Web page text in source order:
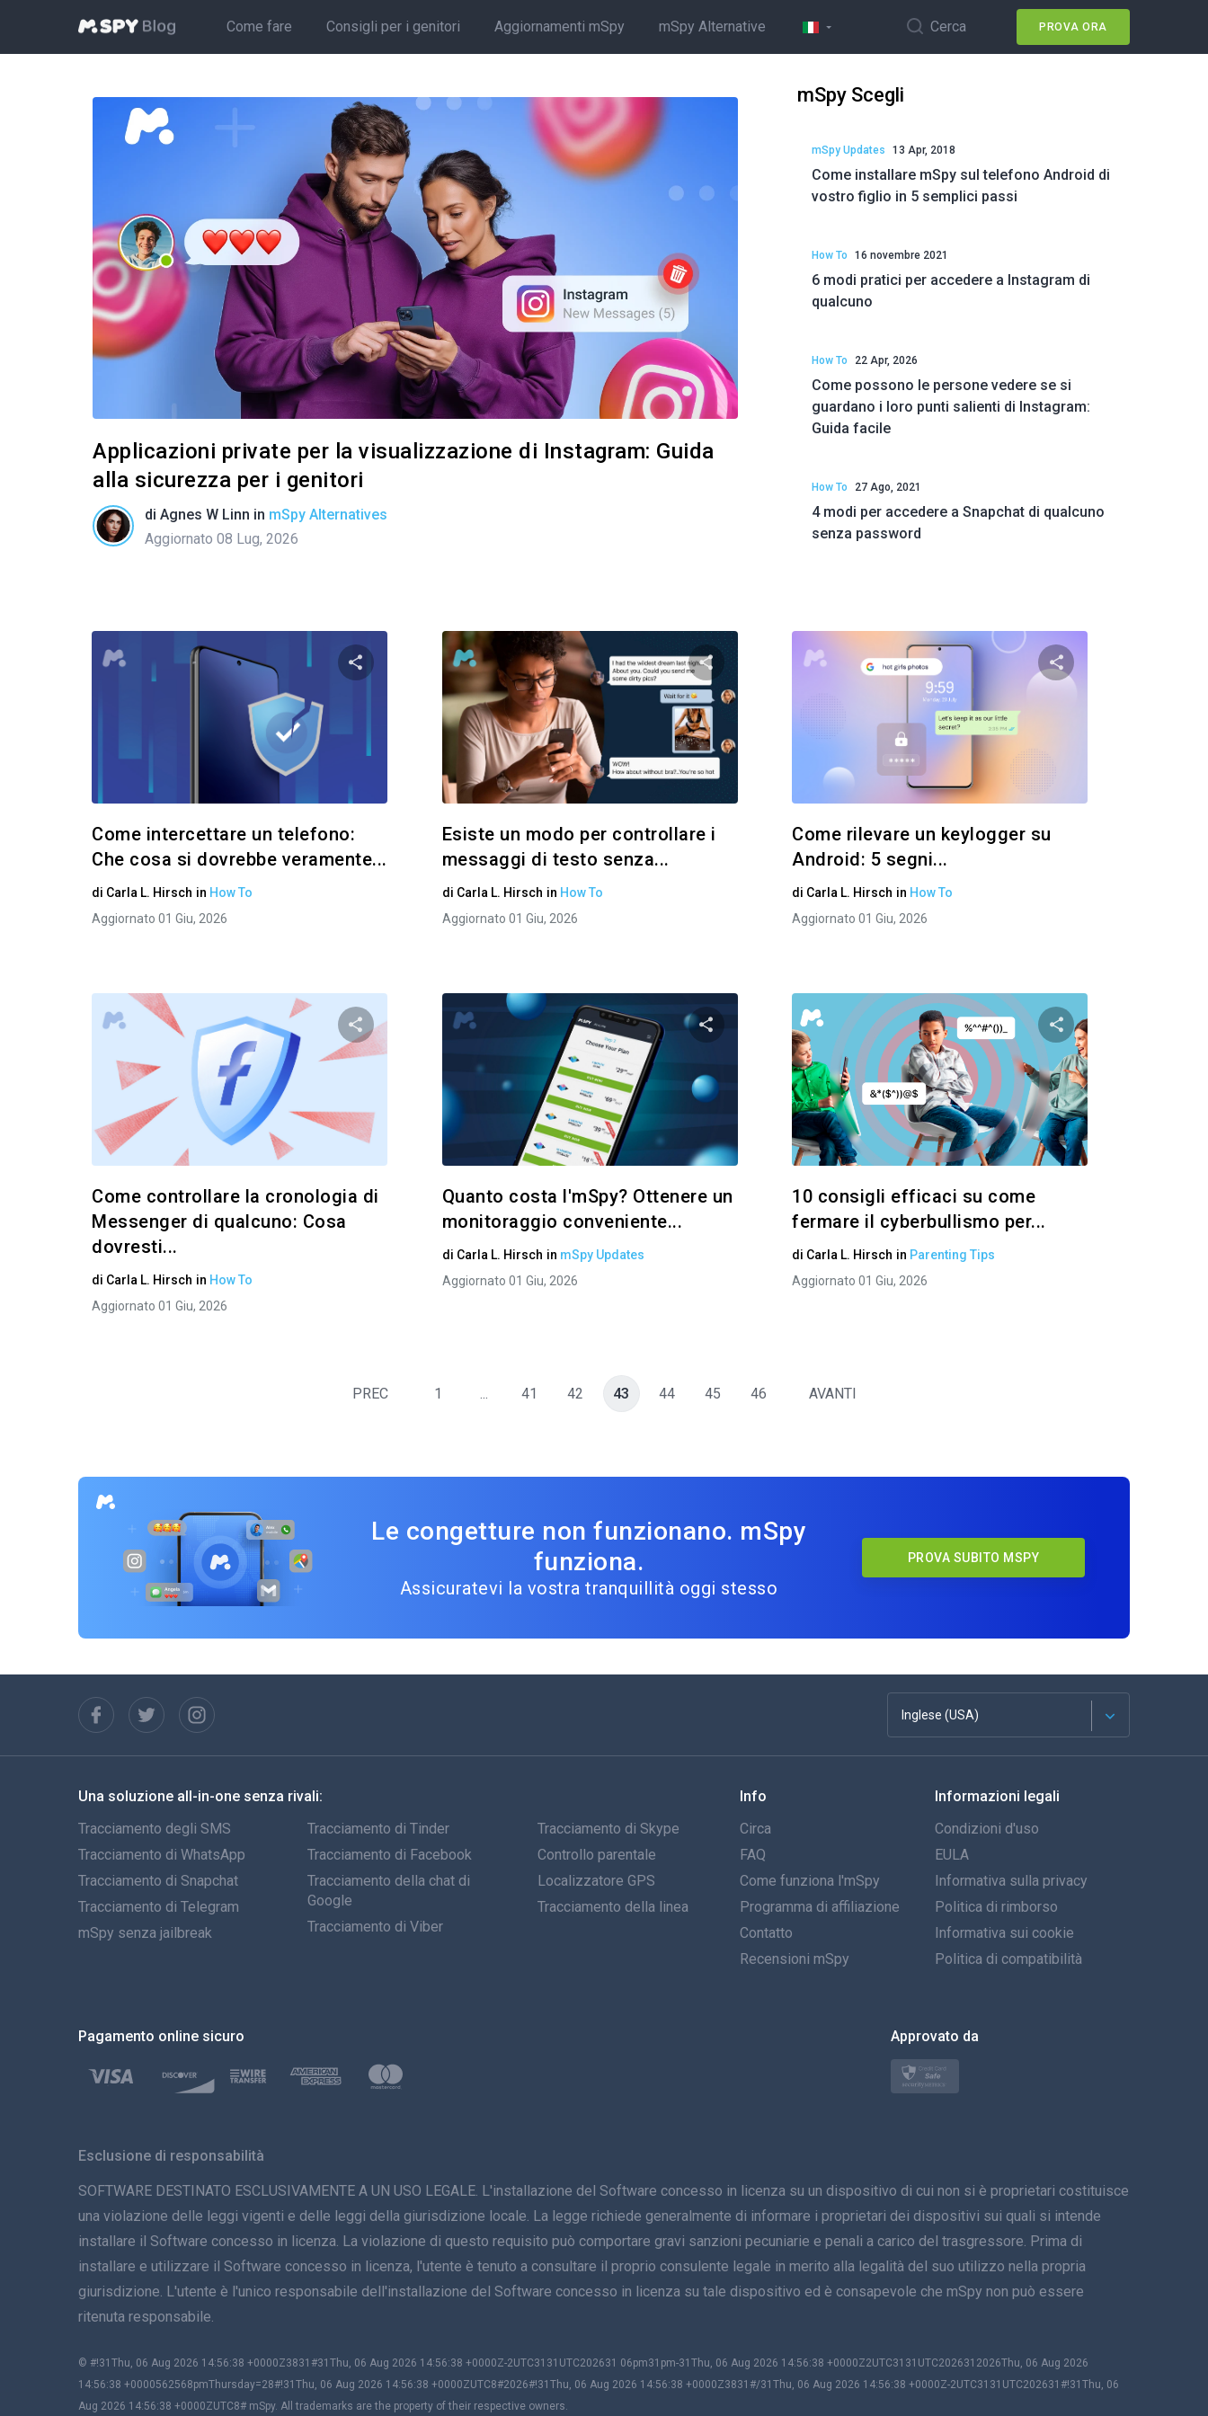
Come fare Consigli per i genitori Aggiornamenti mSpy mSpy Alternative Cerca PROVA ORA
Applicazioni private per la visualizzazione di Instagram: Guida
alla sicurezza per i genitori
di Agnes W Linn in mSpy Alternatives
Aggiornato 08 Lug, 2026
mSpy Scegli
mSpy Updates 13 Apr, 2018
Come installare mSpy sul telefono Android di
vostro figlio in 5 semplici passi
How To 16 novembre 2021
6 modi pratici per accedere a Instagram di
qualcuno
How To 22 Apr, 2026
Come possono le persone vedere se si
guardano i loro punti salienti di Instagram:
Guida facile
How To 27 Ago, 2021
4 modi per accedere a Snapchat di qualcuno
senza password
Condividi questo articolo
Facebook Copia link
Come intercettare un telefono:
Che cosa si dovrebbe veramente...
di Carla L. Hirsch in How To
Aggiornato 01 Giu, 2026
Condividi questo articolo
Esiste un modo per controllare i
messaggi di testo senza...
di Carla L. Hirsch in How To
Aggiornato 01 Giu, 2026
Come rilevare un keylogger su
Android: 5 segni...
di Carla L. Hirsch in How To
Aggiornato 01 Giu, 2026
Condividi questo articolo
Twitter Facebook Copia link
Come controllare la cronologia di
Messenger di qualcuno: Cosa
dovresti...
di Carla L. Hirsch in How To
Aggiornato 01 Giu, 2026
Condividi questo articolo
Twitter Facebook Copia link
Quanto costa l'mSpy? Ottenere un
monitoraggio conveniente...
di Carla L. Hirsch in mSpy Updates
Aggiornato 01 Giu, 2026
Condividi questo
Twitter
10 consigli efficaci su come
fermare il cyberbullismo per...
di Carla L. Hirsch in Parenting Tips
Aggiornato 01 Giu, 2026
PREC 1 ... 41 42 43 44 45 46 AVANTI
Le congetture non funzionano. mSpy
funziona.
Assicuratevi la vostra tranquillità oggi stesso
PROVA SUBITO MSPY
Inglese (USA)
Français
Español
Portoghese
Italiano
Türkçe
Norsk
Svenska
Dansk
Una soluzione all-in-one senza rivali:
Tracciamento degli SMS
Tracciamento di WhatsApp
Tracciamento di Snapchat
Tracciamento di Telegram
mSpy senza jailbreak
Tracciamento di Tinder
Tracciamento di Facebook
Tracciamento della chat di
Google
Tracciamento di Viber
Tracciamento di Skype
Controllo parentale
Localizzatore GPS
Tracciamento della linea
Info
Circa
FAQ
Come funziona l'mSpy
Programma di affiliazione
Contatto
Recensioni mSpy
Informazioni legali
Condizioni d'uso
EULA
Informativa sulla privacy
Politica di rimborso
Informativa sui cookie
Politica di compatibilità
Pagamento online sicuro Approvato da
Esclusione di responsabilità
SOFTWARE DESTINATO ESCLUSIVAMENTE A UN USO LEGALE. L'installazione del Software concesso in licenza su un dispositivo di cui non si è proprietari costituisce
una violazione delle leggi vigenti e delle leggi della giurisdizione locale. La legge richiede generalmente di informare i proprietari dei dispositivi sui quali si intende
installare il Software concesso in licenza. La violazione di questo requisito può comportare gravi sanzioni pecuniarie e penali a carico del trasgressore. Prima di
installare e utilizzare il Software concesso in licenza, l'utente è tenuto a consultare il proprio consulente legale in merito alla legalità del suo utilizzo nella propria
giurisdizione. L'utente è l'unico responsabile dell'installazione del Software concesso in licenza su tale dispositivo ed è consapevole che mSpy non può essere
ritenuta responsabile.
© #!31Thu, 06 Aug 2026 14:56:38 +0000Z3831#31Thu, 06 Aug 2026 14:56:38 +0000Z-2UTC3131UTC202631 06pm31pm-31Thu, 06 Aug 2026 14:56:38 +0000Z2UTC3131UTC2026312026Thu, 06 Aug 2026
14:56:38 +0000562568pmThursday=28#!31Thu, 06 Aug 2026 14:56:38 +0000ZUTC8#2026#!31Thu, 06 Aug 2026 14:56:38 +0000Z3831#/31Thu, 06 Aug 2026 14:56:38 +0000Z-2UTC3131UTC202631#!31Thu, 06
Aug 2026 14:56:38 +0000ZUTC8# mSpy. All trademarks are the property of their respective owners.